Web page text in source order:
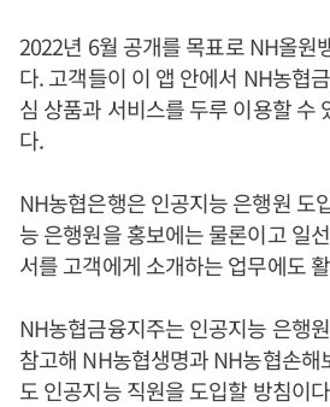
2022년 6월 공개를 목표로 NH올원
다. 고객들이 이 앱 안에서 NH농협
심 상품과 서비스를 두루 이용할 수
다.
NH농협은행은 인공지능 은행원 도
능 은행원을 홍보에는 물론이고 일
서를 고객에게 소개하는 업무에도
NH농협금융지주는 인공지능 은행
참고해 NH농협생명과 NH농협손해
도 인공지능 직원을 도입할 방침이